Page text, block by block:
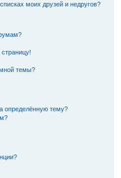
моих друзей и недругов?
темы?
определённую тему?